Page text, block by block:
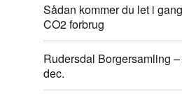
Sådan kommer du let i
CO2 forbrug
Rudersdal Borgersamling
dec.